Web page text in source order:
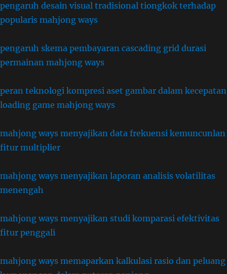
pengaruh desain visual tradisional tiongkok terhadap
popularis mahjong ways
pengaruh skema pembayaran cascading grid durasi
permainan mahjong ways
peran teknologi kompresi aset gambar dalam kecepatan
loading game mahjong ways
mahjong ways menyajikan data frekuensi kemuncunlan
fitur multiplier
mahjong ways menyajikan laporan analisis volatilitas
menengah
mahjong ways menyajikan studi komparasi efektivitas
fitur penggali
mahjong ways memaparkan kalkulasi rasio dan peluang